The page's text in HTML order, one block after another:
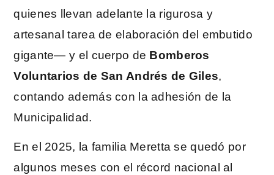
quienes llevan adelante la rigurosa y
artesanal tarea de elaboración del embutido
gigante— y el cuerpo de Bomberos
Voluntarios de San Andrés de Giles,
contando además con la adhesión de la
Municipalidad.
En el 2025, la familia Meretta se quedó por
algunos meses con el récord nacional al